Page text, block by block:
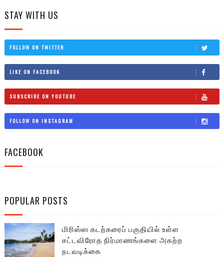
STAY WITH US
FOLLOW ON TWITTER
LIKE ON FACEBOOK
SUBSCRIBE ON YOUTUBE
FOLLOW ON INSTAGRAM
FACEBOOK
POPULAR POSTS
மிரிஸ்ஸ கடற்கரைப் பகுதியில் உள்ள
சட்டவிரோத நிர்மாணங்களை அகற்ற
நடவடிக்கை